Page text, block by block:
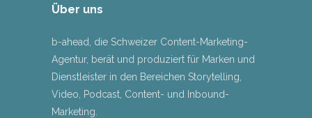
Über uns
b-ahead, die Schweizer Content-Marketing-
Agentur, berät und produziert für Marken und
Dienstleister in den Bereichen Storytelling,
Video, Podcast, Content- und Inbound-
Marketing.